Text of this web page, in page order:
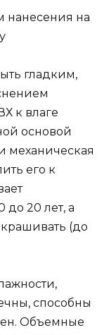
нанесения на
гладким,
к влаге
основой
механическая
его к
до 20 лет, а
(до
способны
Объемные